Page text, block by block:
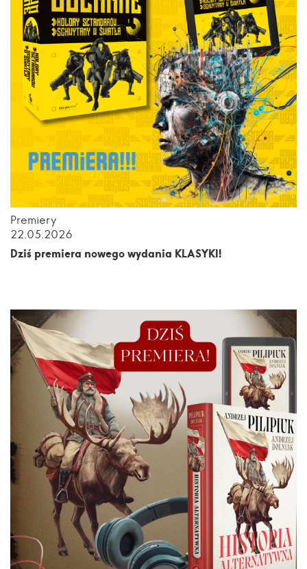
Premiery
22.05.2026
Dziś premiera nowego wydania KLASYKI!